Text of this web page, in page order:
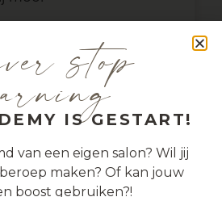
stop
IS GESTART!
van een eigen salon? Wil jij
maken? Of kan jouw
boost gebruiken?!